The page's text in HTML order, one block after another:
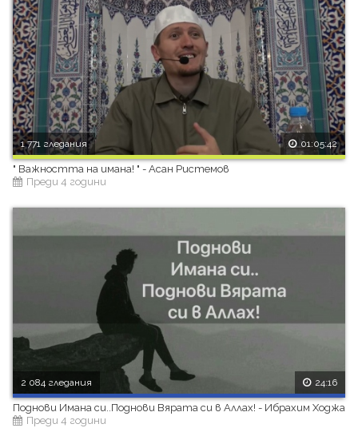
1 771 гледания 01:05:42
" Важността на имана! " - Асан Ристемов
Преди 4 години
2 084 гледания 24:16
Поднови Имана си..Поднови Вярата си в Аллах! - Ибрахим Ходжа
Преди 4 години